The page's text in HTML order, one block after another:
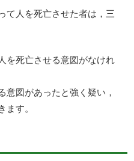
人を死亡させた者は，三
を死亡させる意図がなけれ
意図があったと強く疑い，
す。